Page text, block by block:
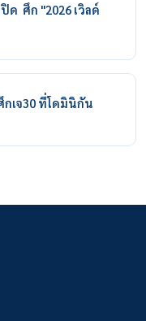
ด ศึก "2026 เวิลด์
เจ30 ที่โดมินิกัน